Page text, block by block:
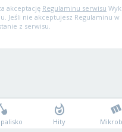
akceptację Regulaminu serwisu
Jeśli nie akceptujesz Regulaminu w
z serwisu.
Hity